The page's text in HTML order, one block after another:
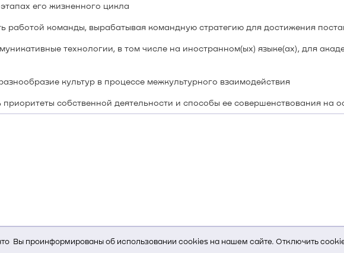
Вы проинформированы об использовании cookies на нашем сайте. Отключить
его жизненного цикла
работой команды, вырабатывая командную стратегию для достижения
технологии, в том числе на иностранном(ых) языке(ах), для
культур в процессе межкультурного взаимодействия
собственной деятельности и способы ее совершенствования на